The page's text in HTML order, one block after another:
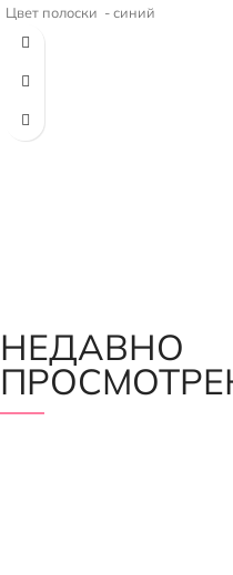
Цвет полоски - синий
Ширина полоски - 2 мм
НЕДАВНО